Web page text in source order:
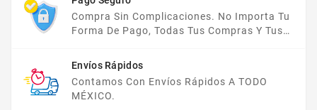
Compra Sin Complicaciones. No Importa Tu
Forma De Pago, Todas Tus Compras Y Tus
Envíos Rápidos
Contamos Con Envíos Rápidos A TODO
MÉXICO.